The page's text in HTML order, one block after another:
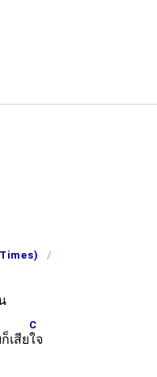
เสีย
C
ใจ